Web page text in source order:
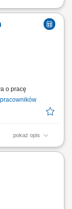
technicznej.
Obsługa
o pracę
pokaż opis
Schnell,